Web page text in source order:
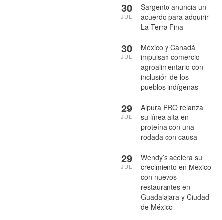
Sargento anuncia un
acuerdo para adquirir
La Terra Fina
30
JUL
México y Canadá
impulsan comercio
agroalimentario con
inclusión de los
pueblos indígenas
30
JUL
Alpura PRO relanza
su línea alta en
proteína con una
rodada con causa
29
JUL
Wendy’s acelera su
crecimiento en México
con nuevos
restaurantes en
Guadalajara y Ciudad
de México
29
JUL